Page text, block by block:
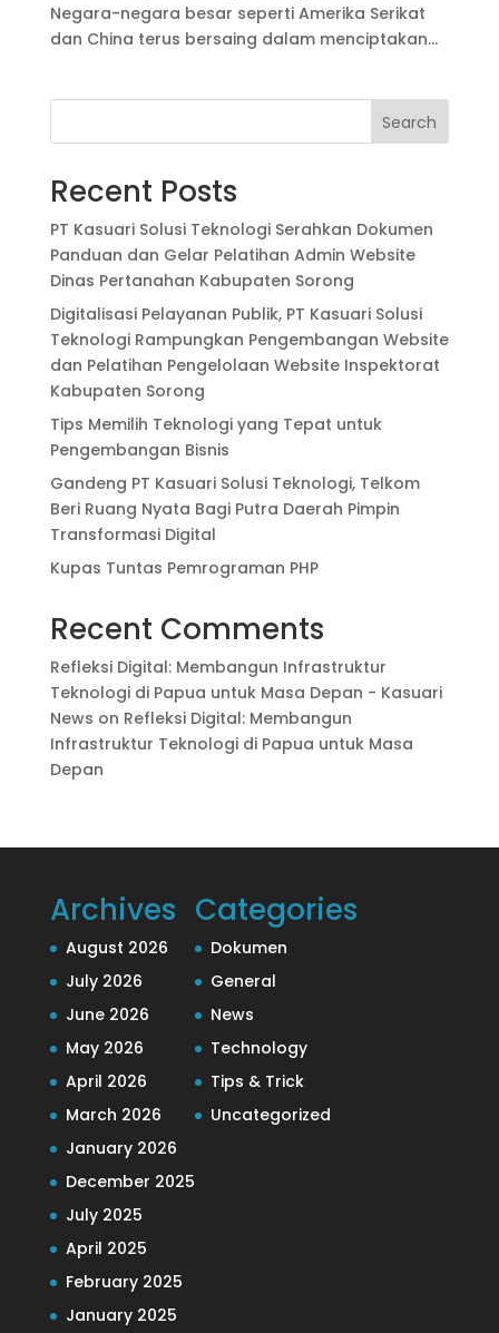
Negara-negara besar seperti Amerika Serikat
dan China terus bersaing dalam menciptakan...
Search
Recent Posts
PT Kasuari Solusi Teknologi Serahkan Dokumen
Panduan dan Gelar Pelatihan Admin Website
Dinas Pertanahan Kabupaten Sorong
Digitalisasi Pelayanan Publik, PT Kasuari Solusi
Teknologi Rampungkan Pengembangan Website
dan Pelatihan Pengelolaan Website Inspektorat
Kabupaten Sorong
Tips Memilih Teknologi yang Tepat untuk
Pengembangan Bisnis
Gandeng PT Kasuari Solusi Teknologi, Telkom
Beri Ruang Nyata Bagi Putra Daerah Pimpin
Transformasi Digital
Kupas Tuntas Pemrograman PHP
Recent Comments
Refleksi Digital: Membangun Infrastruktur
Teknologi di Papua untuk Masa Depan - Kasuari
News on Refleksi Digital: Membangun
Infrastruktur Teknologi di Papua untuk Masa
Depan
Archives
August 2026
July 2026
June 2026
May 2026
April 2026
March 2026
January 2026
December 2025
July 2025
April 2025
February 2025
January 2025
Categories
Dokumen
General
News
Technology
Tips & Trick
Uncategorized